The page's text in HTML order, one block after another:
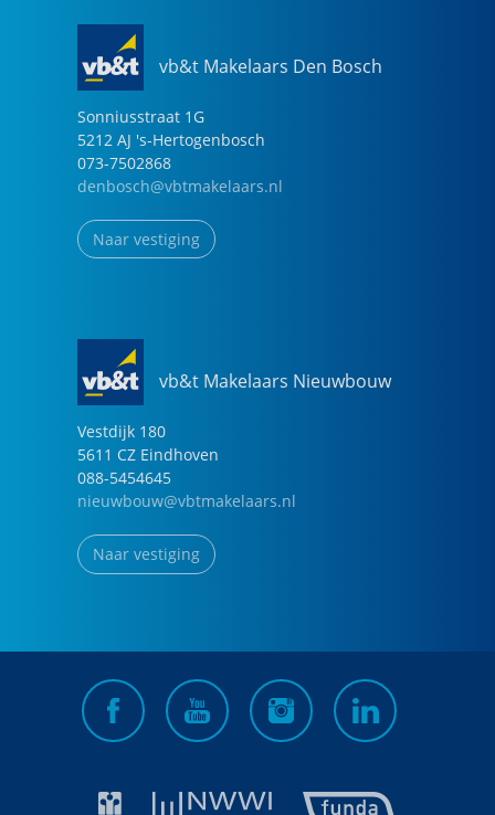
vb&t Makelaars Den Bosch
Sonniusstraat 1G
5212 AJ 's-Hertogenbosch
073-7502868
denbosch@vbtmakelaars.nl
Naar vestiging
vb&t Makelaars Nieuwbouw
Vestdijk 180
5611 CZ Eindhoven
088-5454645
nieuwbouw@vbtmakelaars.nl
Naar vestiging